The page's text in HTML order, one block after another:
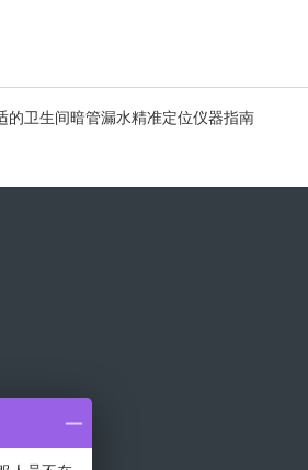
的卫生间暗管漏水精准定位仪器指南